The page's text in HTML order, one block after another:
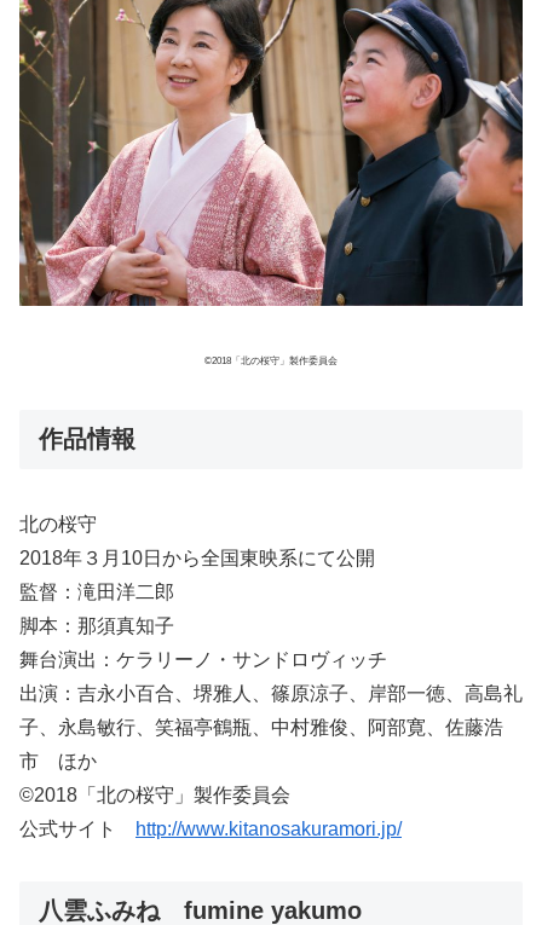
©2018「北の桜守」製作委員会
作品情報
北の桜守
2018年３月10日から全国東映系にて公開
監督：滝田洋二郎
脚本：那須真知子
舞台演出：ケラリーノ・サンドロヴィッチ
出演：吉永小百合、堺雅人、篠原涼子、岸部一徳、高島礼
子、永島敏行、笑福亭鶴瓶、中村雅俊、阿部寛、佐藤浩
市 ほか
©2018「北の桜守」製作委員会
公式サイト
http://www.kitanosakuramori.jp/
八雲ふみね fumine yakumo